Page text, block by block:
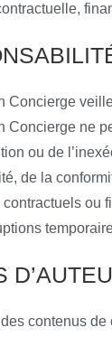
Concierge
Concierge ne
ou de
de la
ou
des contenus